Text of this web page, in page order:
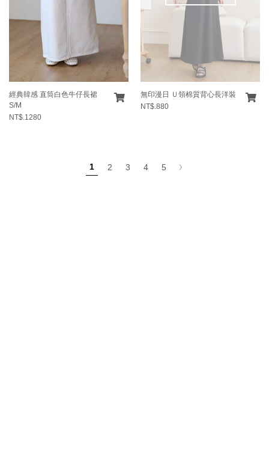
經典韓感 直筒白色牛仔長裙
S/M
NT$.1280
無印漫日 Ｕ領棉質背心長洋裝
NT$.880
1 2 3 4 5